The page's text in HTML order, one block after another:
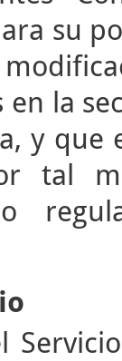
su
la
y que
tal